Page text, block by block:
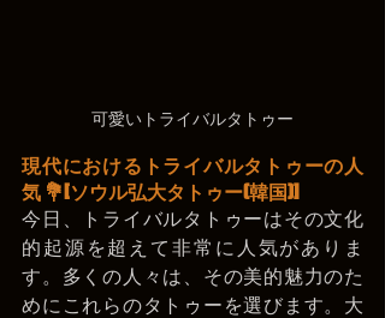
可愛いトライバルタトゥー
現代におけるトライバルタトゥーの人
気 💐[ソウル弘大タトゥー(韓国)]
今日、トライバルタトゥーはその文化
的起源を超えて非常に人気がありま
す。多くの人々は、その美的魅力のた
めにこれらのタトゥーを選びます。大